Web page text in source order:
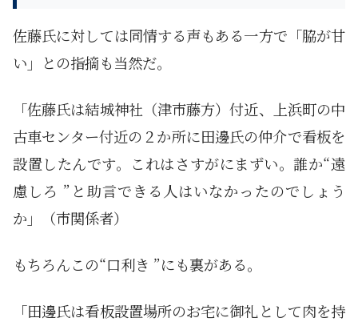
佐藤氏に対しては同情する声もある一方で「脇が甘
い」との指摘も当然だ。
「佐藤氏は結城神社（津市藤方）付近、上浜町の中
古車センター付近の２か所に田邊氏の仲介で看板を
設置したんです。これはさすがにまずい。誰か“遠
慮しろ ”と助言できる人はいなかったのでしょう
か」（市関係者）
もちろんこの“口利き ”にも裏がある。
「田邊氏は看板設置場所のお宅に御礼として肉を持